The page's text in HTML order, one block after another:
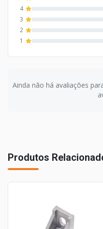
4
3
2
1
Ainda não há avaliações
Produtos